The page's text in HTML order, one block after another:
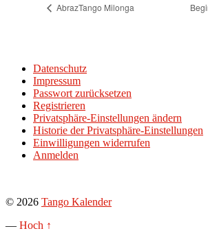
AbrazTango Milonga
Datenschutz
Impressum
Passwort zurücksetzen
Registrieren
Privatsphäre-Einstellungen ändern
Historie der Privatsphäre-Einstellungen
Einwilligungen widerrufen
Anmelden
© 2026 Tango Kalender
— Hoch ↑